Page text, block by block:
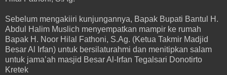
Sebelum mengakiiri kunjungannya, Bapak Bupati Bantul H.
Abdul Halim Muslich menyempatkan mampir ke rumah
Bapak H. Noor Hilal Fathoni, S.Ag. (Ketua Takmir Madjid
Besar Al Irfan) untuk bersilaturahmi dan menitipkan salam
untuk jama’ah masjid Besar Al-Irfan Tegalsari Donotirto
Kretek